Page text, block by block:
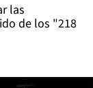
las
de los "218